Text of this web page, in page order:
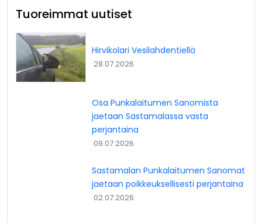
Tuoreimmat uutiset
Hirvikolari Vesilahdentiellä
28.07.2026
Osa Punkalaitumen Sanomista
jaetaan Sastamalassa vasta
perjantaina
09.07.2026
Sastamalan Punkalaitumen Sanomat
jaetaan poikkeuksellisesti perjantaina
02.07.2026